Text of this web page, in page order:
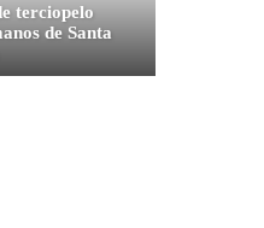
terciopelo
de Santa